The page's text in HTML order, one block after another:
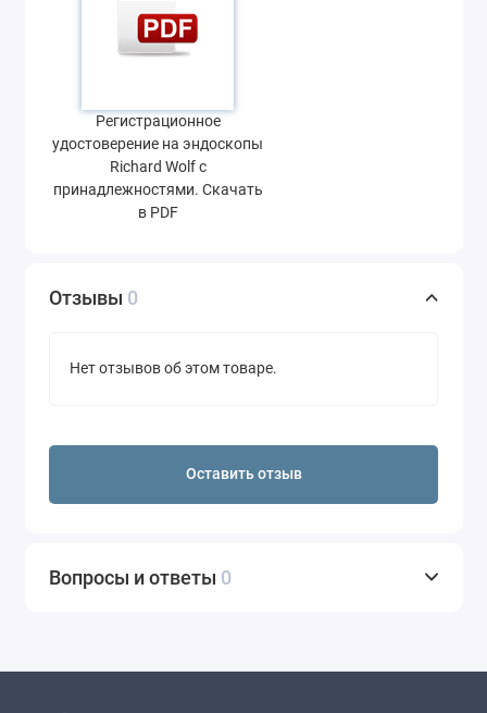
Регистрационное
удостоверение на эндоскопы
Richard Wolf с
принадлежностями. Скачать
в PDF
Отзывы 0
Нет отзывов об этом товаре.
Оставить отзыв
Вопросы и ответы 0